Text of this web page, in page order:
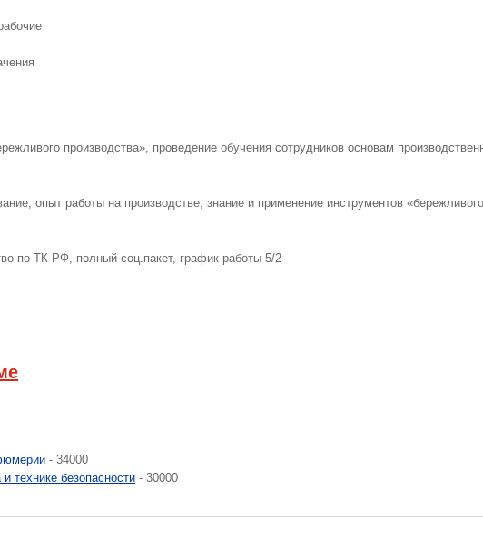
производства», проведение обучения сотрудников основам
опыт работы на производстве, знание и применение инструментов «бережливого
по ТК РФ, полный соц.пакет, график работы 5/2
- 34000
технике безопасности - 30000